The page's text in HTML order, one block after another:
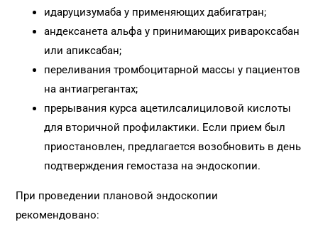
идаруцизумаба у применяющих дабигатран;
андексанета альфа у принимающих ривароксабан
или апиксабан;
переливания тромбоцитарной массы у пациентов
на антиагрегантах;
прерывания курса ацетилсалициловой кислоты
для вторичной профилактики. Если прием был
приостановлен, предлагается возобновить в день
подтверждения гемостаза на эндоскопии.
При проведении плановой эндоскопии
рекомендовано: